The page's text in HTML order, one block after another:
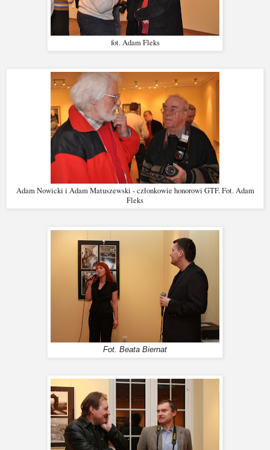
fot. Adam Fleks
Adam Nowicki i Adam Matuszewski - członkowie honorowi GTF. Fot. Adam
Fleks
Fot. Beata Biernat